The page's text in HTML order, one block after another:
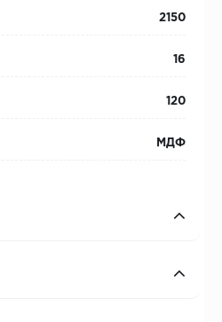
2150
16
120
МДФ